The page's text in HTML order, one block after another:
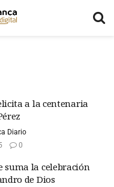
a la centenaria
Diario
0
suma la celebración
de Dios